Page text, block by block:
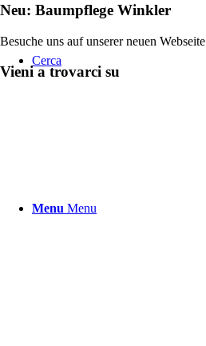
Cerca
Menu Menu
Neu: Baumpflege Winkler
Besuche uns auf unserer neuen Webseite
Vieni a trovarci su